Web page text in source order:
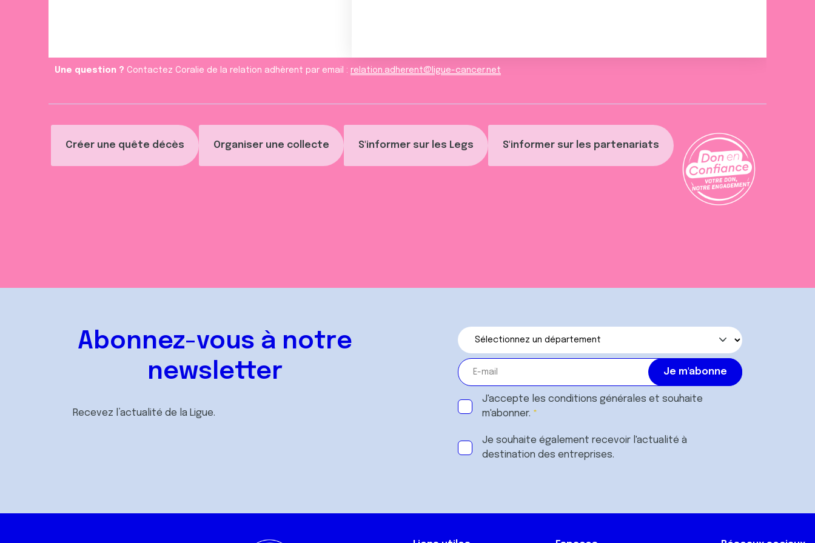
Créer une quête décès Organiser une collecte S'informer sur les Legs S'informer sur les partenariats
Une question ? Contactez Coralie de la relation adhèrent par email : relation.adherent@ligue-cancer.net
Abonnez-vous à notre
newsletter
Recevez l’actualité de la Ligue.
J'accepte les conditions générales et souhaite
m'abonner.
Je souhaite également recevoir l'actualité à
destination des entreprises.